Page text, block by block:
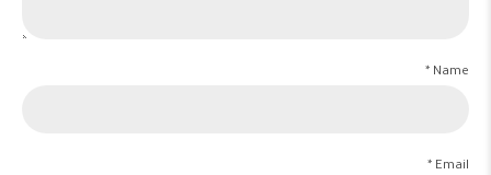
Name *
Email *